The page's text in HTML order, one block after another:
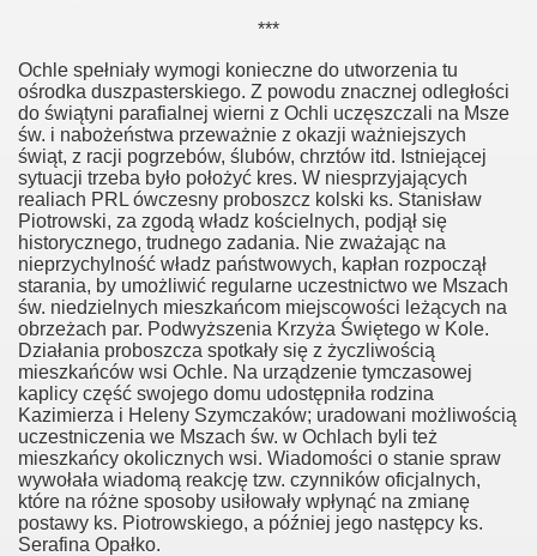
***
Ochle spełniały wymogi konieczne do utworzenia tu
ośrodka duszpasterskiego. Z powodu znacznej odległości
do świątyni parafialnej wierni z Ochli uczęszczali na Msze
św. i nabożeństwa przeważnie z okazji ważniejszych
świąt, z racji pogrzebów, ślubów, chrztów itd. Istniejącej
sytuacji trzeba było położyć kres. W niesprzyjających
realiach PRL ówczesny proboszcz kolski ks. Stanisław
Piotrowski, za zgodą władz kościelnych, podjął się
historycznego, trudnego zadania. Nie zważając na
nieprzychylność władz państwowych, kapłan rozpoczął
starania, by umożliwić regularne uczestnictwo we Mszach
św. niedzielnych mieszkańcom miejscowości leżących na
obrzeżach par. Podwyższenia Krzyża Świętego w Kole.
Działania proboszcza spotkały się z życzliwością
mieszkańców wsi Ochle. Na urządzenie tymczasowej
kaplicy część swojego domu udostępniła rodzina
Kazimierza i Heleny Szymczaków; uradowani możliwością
uczestniczenia we Mszach św. w Ochlach byli też
mieszkańcy okolicznych wsi. Wiadomości o stanie spraw
wywołała wiadomą reakcję tzw. czynników oficjalnych,
które na różne sposoby usiłowały wpłynąć na zmianę
postawy ks. Piotrowskiego, a później jego następcy ks.
Serafina Opałko.